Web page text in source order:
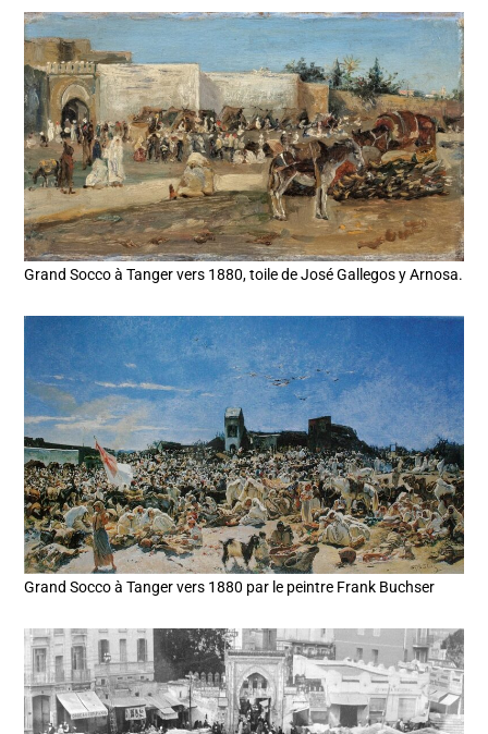
Grand Socco à Tanger vers 1880, toile de José Gallegos y Arnosa.
Grand Socco à Tanger vers 1880 par le peintre Frank Buchser